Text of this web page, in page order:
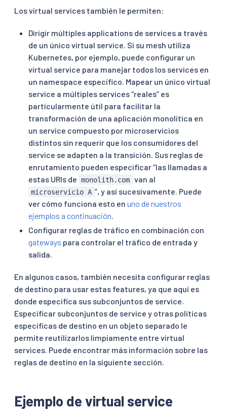
Los virtual services también le permiten:
Dirigir múltiples applications de services a través
de un único virtual service. Si su mesh utiliza
Kubernetes, por ejemplo, puede configurar un
virtual service para manejar todos los services en
un namespace específico. Mapear un único virtual
service a múltiples services “reales” es
particularmente útil para facilitar la
transformación de una aplicación monolítica en
un service compuesto por microservicios
distintos sin requerir que los consumidores del
service se adapten a la transición. Sus reglas de
enrutamiento pueden especificar “las llamadas a
estas URIs de monolith.com van al
microservicio A ”, y así sucesivamente. Puede
ver cómo funciona esto en uno de nuestros
ejemplos a continuación
Configurar reglas de tráfico en combinación con
gateways para controlar el tráfico de entrada y
salida.
En algunos casos, también necesita configurar reglas
de destino para usar estas features, ya que aquí es
donde especifica sus subconjuntos de service.
Especificar subconjuntos de service y otras políticas
específicas de destino en un objeto separado le
permite reutilizarlos limpiamente entre virtual
services. Puede encontrar más información sobre las
reglas de destino en la siguiente sección.
Ejemplo de virtual service